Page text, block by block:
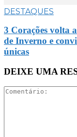
DESTAQUES
3 Corações volta
de Inverno e
únicas
DEIXE UMA